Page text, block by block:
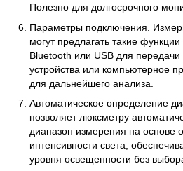
Полезно для долгосрочного
Параметры подключения.
могут предлагать такие
Bluetooth или USB для
устройства или компьютерное
для дальнейшего анализа.
Автоматическое определение
позволяет люксметру
диапазон измерения на основе
интенсивности света,
уровня освещенности без